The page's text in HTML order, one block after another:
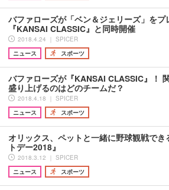
バファローズが「ベン＆ジェリーズ」をプ
『KANSAI CLASSIC』と同時開催
2018.4.24 ｜ SPICER
ニュース
スポーツ
バファローズが『KANSAI CLASSIC』！
盛り上げるのはどのチームだ？
2018.4.18 ｜ SPICER
ニュース
スポーツ
オリックス、ペットと一緒に野球観戦でき
トデー2018』
2018.3.12 ｜ SPICER
ニュース
スポーツ